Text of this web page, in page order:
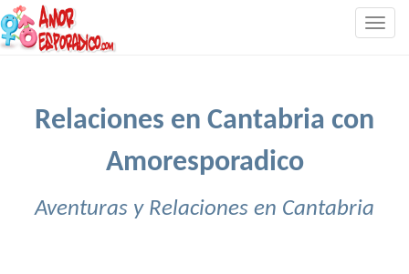
Relaciones en Cantabria con
Amoresporadico
Aventuras y Relaciones en Cantabria